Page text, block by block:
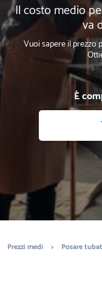
Il costo medio
va
Vuoi sapere il prezzo
È
Prezzi medi > Posare